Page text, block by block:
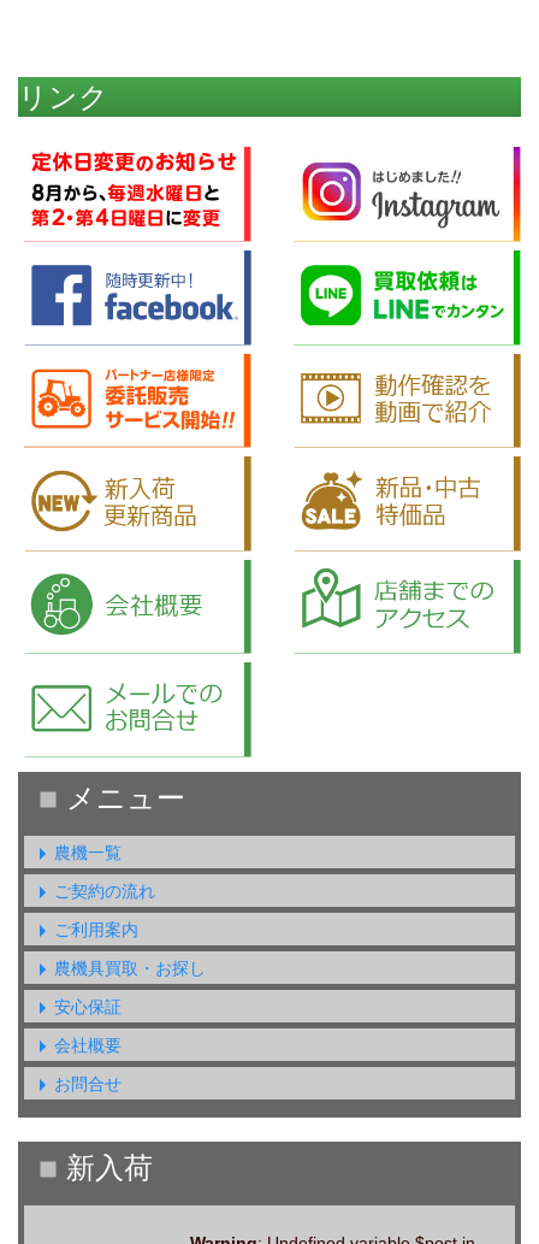
リンク
農機一覧
ご契約の流れ
ご利用案内
農機具買取・お探し
安心保証
会社概要
お問合せ